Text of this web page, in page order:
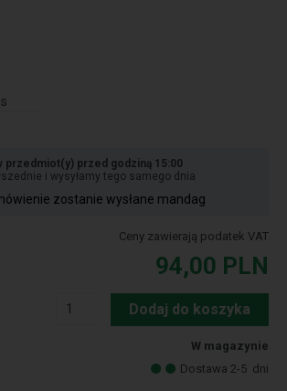
przedmiot(y) przed godziną 15:00
i wysyłamy tego samego dnia
zostanie wysłane mandag
Ceny zawierają podatek VAT
94,00 PLN
Dodaj do koszyka
W magazynie
Dostawa 2-5 dni